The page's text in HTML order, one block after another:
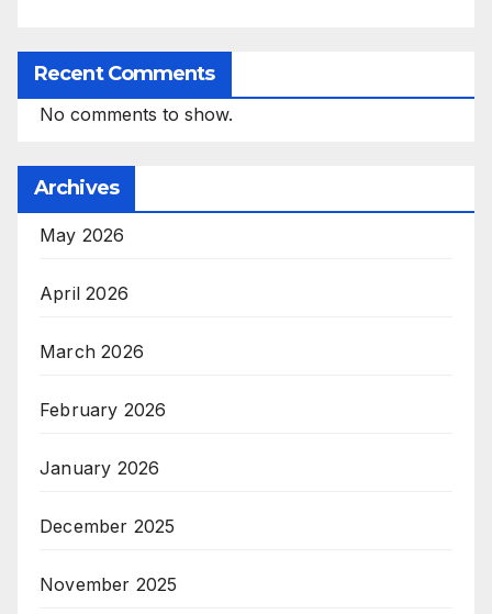
Recent Comments
No comments to show.
Archives
May 2026
April 2026
March 2026
February 2026
January 2026
December 2025
November 2025